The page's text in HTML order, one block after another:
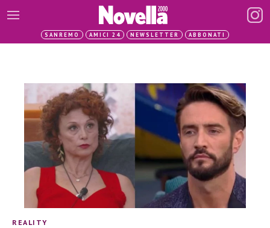
SANREMO AMICI 24 NEWSLETTER ABBONATI
REALITY